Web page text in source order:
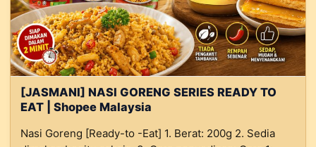
[JASMANI] NASI GORENG SERIES READY TO
EAT | Shopee Malaysia
Nasi Goreng [Ready-to -Eat] 1. Berat: 200g 2. Sedia